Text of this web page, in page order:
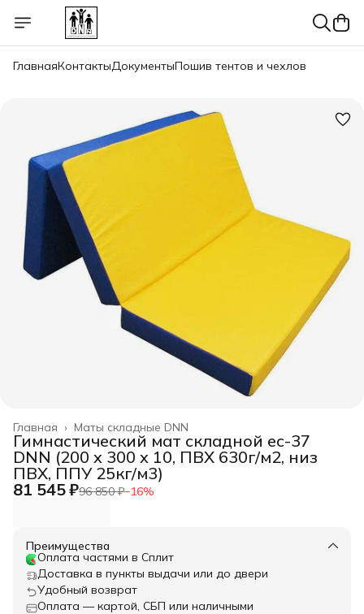
ГлавнаяКонтактыДокументыПошив тентов и чехлов
Маты складные DNN
Главная ›
Гимнастический мат складной ес-37
DNN (200 x 300 x 10, ПВХ 630г/м2, низ
ПВХ, ППУ 25кг/м3)
81 545 ₽96 850 ₽−16%
Преимущества
Оплата частями в Сплит
Доставка в пункты выдачи или до двери
Удобный возврат
Оплата — картой, СБП или наличными